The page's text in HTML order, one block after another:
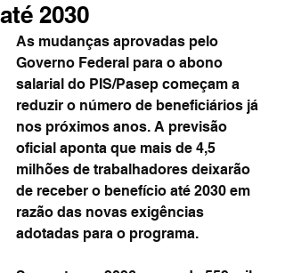
até 2030
As mudanças aprovadas pelo
Governo Federal para o abono
salarial do PIS/Pasep começam a
reduzir o número de beneficiários já
nos próximos anos. A previsão
oficial aponta que mais de 4,5
milhões de trabalhadores deixarão
de receber o benefício até 2030 em
razão das novas exigências
adotadas para o programa.